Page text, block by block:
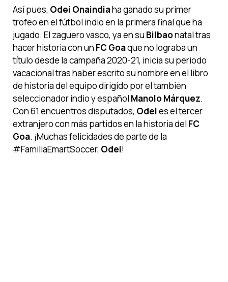
Así pues, Odei Onaindiaha ganado su primer
trofeo en el fútbol indio en la primera final que ha
jugado. El zaguero vasco, ya en su Bilbaonatal tras
hacer historia con un FC Goaque no lograba un
título desde la campaña 2020-21, inicia su periodo
vacacional tras haber escrito su nombre en el libro
de historia del equipo dirigido por el también
seleccionador indio y español Manolo Márquez.
Con 61 encuentros disputados, Odeies el tercer
extranjero con más partidos en la historia del FC
Goa. ¡Muchas felicidades de parte de la
#FamiliaEmartSoccer, Odei!